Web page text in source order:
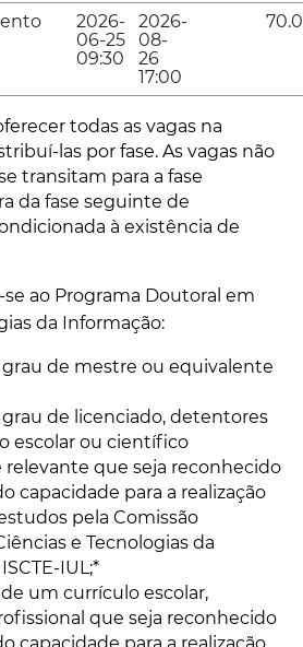
2026-
06-25
09:30
2026-
08-
26
17:00
todas as vagas na
las por fase. As vagas não
transitam para a fase
da fase seguinte de
à existência de
ao Programa Doutoral em
da Informação:
de mestre ou equivalente
de licenciado, detentores
escolar ou científico
que seja reconhecido
capacidade para a realização
pela Comissão
e Tecnologias da
IUL;*
um currículo escolar,
que seja reconhecido